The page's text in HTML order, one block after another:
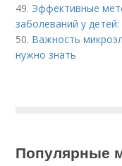
49. Эффективные
заболеваний у
50. Важность
нужно знать
Популярные